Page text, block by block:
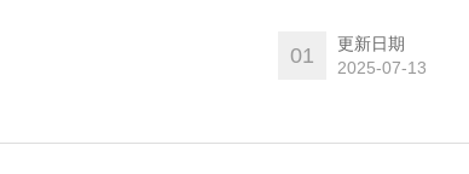
细胞库管理员。
01
更新日期
2025-07-13